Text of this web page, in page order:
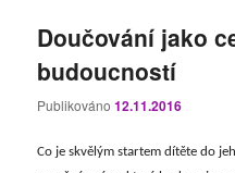
Doučování jako
budoucností
Publikováno12.11.2016
Co je skvělým startem dítěte do